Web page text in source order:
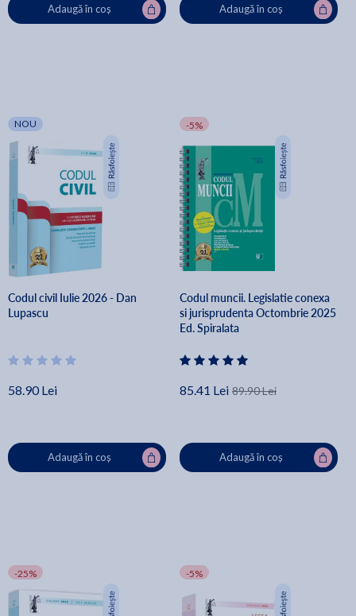
Adaugă în coș Adaugă în coș
NOU
Codul civil Iulie 2026 - Dan
Lupascu
58.90 Lei
Adaugă în coș
-5%
Codul muncii. Legislatie conexa
si jurisprudenta Octombrie 2025
Ed. Spiralata
85.41 Lei 89.90 Lei
Adaugă în coș
-25% -5%